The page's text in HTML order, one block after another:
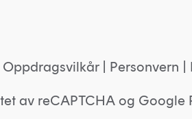
Oppdragsvilkår| Personvern
av reCAPTCHA og Google